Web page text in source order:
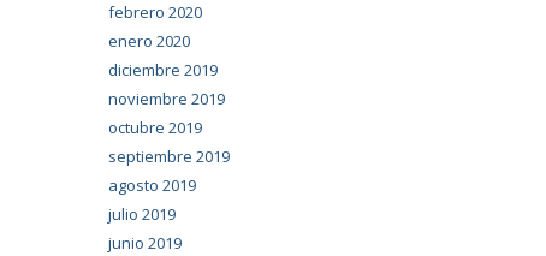
febrero 2020
enero 2020
diciembre 2019
noviembre 2019
octubre 2019
septiembre 2019
agosto 2019
julio 2019
junio 2019